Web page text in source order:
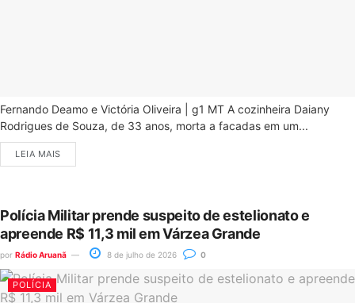
Fernando Deamo e Victória Oliveira | g1 MT A cozinheira Daiany
Rodrigues de Souza, de 33 anos, morta a facadas em um...
LEIA MAIS
Polícia Militar prende suspeito de estelionato e
apreende R$ 11,3 mil em Várzea Grande
por Rádio Aruanã 8 de julho de 2026 0
POLÍCIA